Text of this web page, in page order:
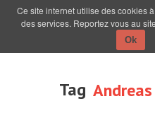
Tag
Ce site internet utilise des cookies
des services. Reportez vous au
Ok